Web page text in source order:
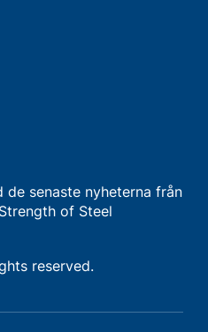
senaste nyheterna från
of Steel
reserved.